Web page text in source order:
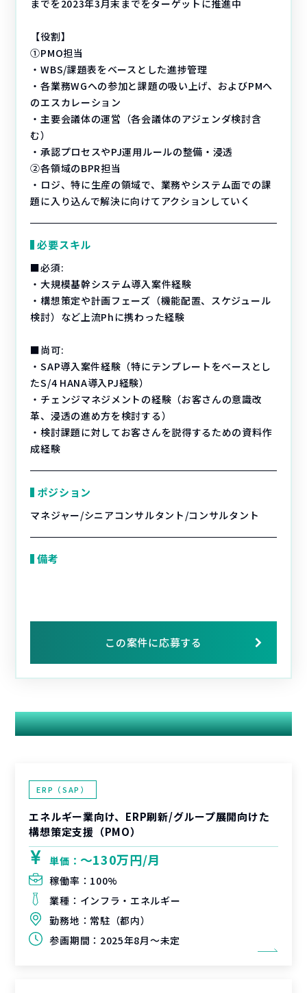
までを2023年3月末までをターゲットに推進中
【役割】
①PMO担当
・WBS/課題表をベースとした進捗管理
・各業務WGへの参加と課題の吸い上げ、およびPMへ
のエスカレーション
・主要会議体の運営（各会議体のアジェンダ検討含
む）
・承認プロセスやPJ運用ルールの整備・浸透
②各領域のBPR担当
・ロジ、特に生産の領域で、業務やシステム面での課
題に入り込んで解決に向けてアクションしていく
必要スキル
■必須:
・大規模基幹システム導入案件経験
・構想策定や計画フェーズ（機能配置、スケジュール
検討）など上流Phに携わった経験
■尚可:
・SAP導入案件経験（特にテンプレートをベースとし
たS/4 HANA導入PJ経験）
・チェンジマネジメントの経験（お客さんの意識改
革、浸透の進め方を検討する）
・検討課題に対してお客さんを説得するための資料作
成経験
ポジション
マネジャー/シニアコンサルタント/コンサルタント
備考
この案件に応募する
関連する案件
ERP（SAP）
エネルギー業向け、ERP刷新/グループ展開向けた
構想策定支援（PMO）
単価： 〜130万円/月
稼働率： 100%
業種： インフラ・エネルギー
勤務地： 常駐（都内）
参画期間： 2025年8月～未定